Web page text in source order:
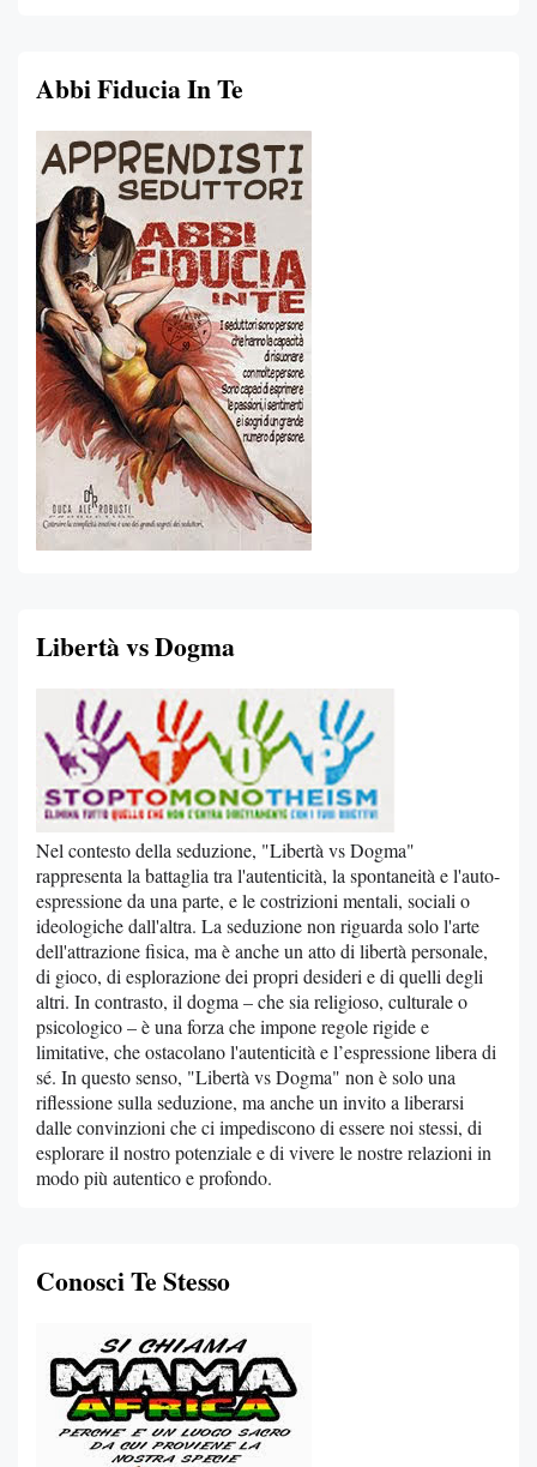
Abbi Fiducia In Te
Libertà vs Dogma
Nel contesto della seduzione, "Libertà vs Dogma"
rappresenta la battaglia tra l'autenticità, la spontaneità e l'auto-
espressione da una parte, e le costrizioni mentali, sociali o
ideologiche dall'altra. La seduzione non riguarda solo l'arte
dell'attrazione fisica, ma è anche un atto di libertà personale,
di gioco, di esplorazione dei propri desideri e di quelli degli
altri. In contrasto, il dogma – che sia religioso, culturale o
psicologico – è una forza che impone regole rigide e
limitative, che ostacolano l'autenticità e l’espressione libera di
sé. In questo senso, "Libertà vs Dogma" non è solo una
riflessione sulla seduzione, ma anche un invito a liberarsi
dalle convinzioni che ci impediscono di essere noi stessi, di
esplorare il nostro potenziale e di vivere le nostre relazioni in
modo più autentico e profondo.
Conosci Te Stesso